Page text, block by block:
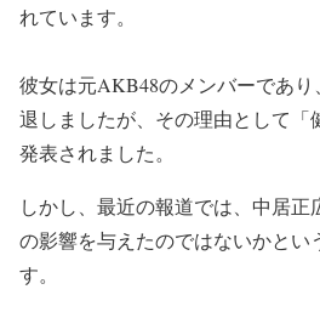
れています。
彼女は元AKB48のメンバーであり
退しましたが、その理由として「
発表されました。
しかし、最近の報道では、中居
の影響を与えたのではないかとい
す。